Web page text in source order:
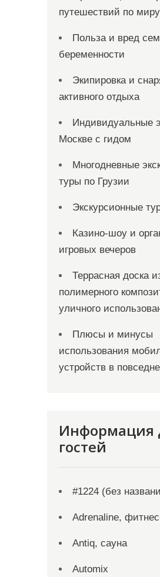
путешествий по миру
Польза и вред
беременности
Экипировка и
активного отдыха
Индивидуальные
Москве с гидом
Многодневные
туры по Грузии
Экскурсионные
Казино-шоу и
игровых вечеров
Террасная доска
полимерного
уличного
Плюсы и минусы
использования
устройств в
Информация
гостей
#1224 (без
Adrenaline,
Antiq, сауна
Automix